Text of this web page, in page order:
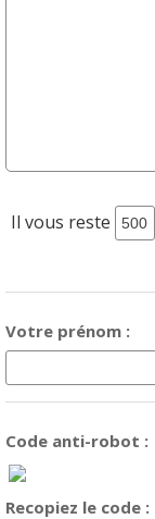
Il vous reste
Votre prénom :
Code anti-robot :
Recopiez le code :